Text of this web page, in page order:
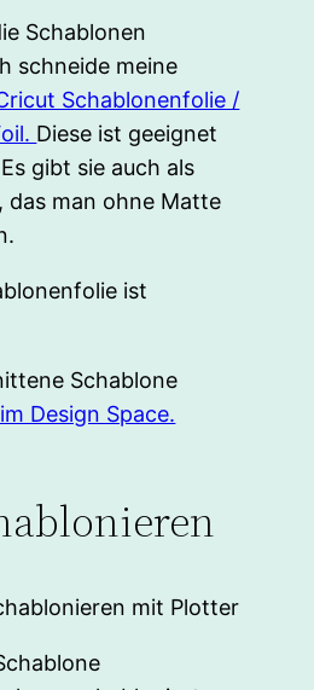
Schablonen
schneide meine
Schablonenfolie /
Diese ist geeignet
gibt sie auch als
das man ohne Matte
ist
Schablone
Design Space.